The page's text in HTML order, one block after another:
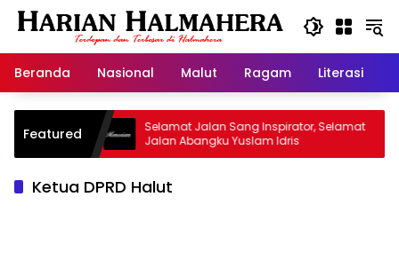
Langsung
Beranda
Nasional Malut Ragam Literasi
Featured
Warisan
Selamat Jalan Sang Inspirator, Selamat
Jalan Abangku Yuslam Idris
Ketua DPRD Halut